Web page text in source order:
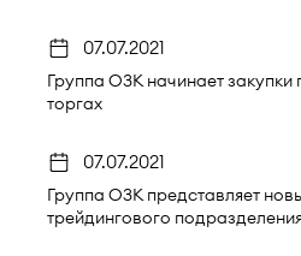
07.07.2021
Группа ОЗК начинает
торгах
07.07.2021
Группа ОЗК представляет
трейдингового подразделения